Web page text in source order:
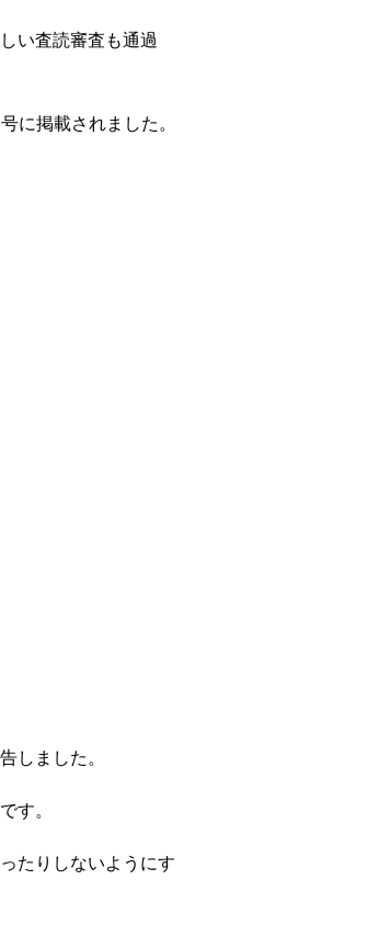
い査読審査も通過
に掲載されました。
しました。
す。
たりしないようにす